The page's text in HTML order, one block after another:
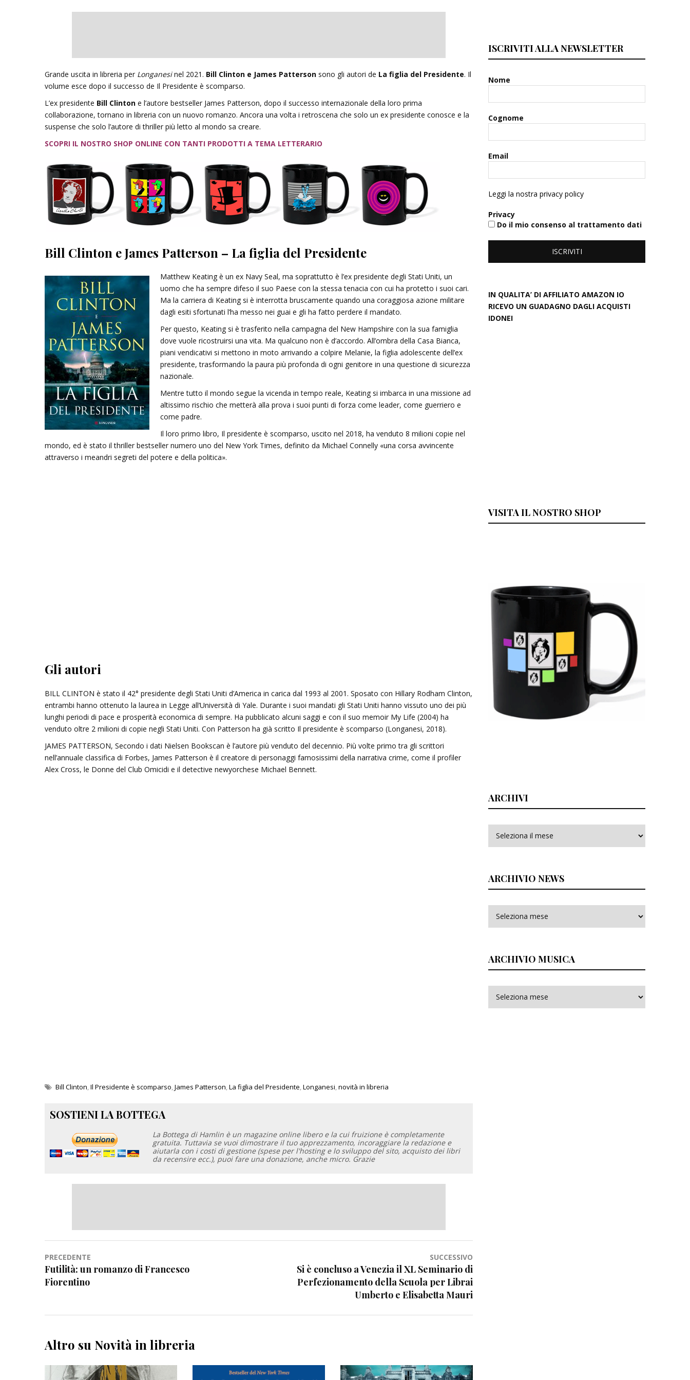
Grande uscita in libreria per Longanesinel 2021. Bill Clinton e James Patterson sono gli autori de La figlia del Presidente. Il
volume esce dopo il successo de Il Presidente è scomparso.
L’ex presidente Bill Clinton e l’autore bestseller James Patterson, dopo il successo internazionale della loro prima
collaborazione, tornano in libreria con un nuovo romanzo. Ancora una volta i retroscena che solo un ex presidente conosce e la
suspense che solo l’autore di thriller più letto al mondo sa creare.
SCOPRI IL NOSTRO SHOP ONLINE CON TANTI PRODOTTI A TEMA LETTERARIO
Bill Clinton e James Patterson – La figlia del Presidente
Matthew Keating è un ex Navy Seal, ma soprattutto è l’ex presidente degli Stati Uniti, un
uomo che ha sempre difeso il suo Paese con la stessa tenacia con cui ha protetto i suoi cari.
Ma la carriera di Keating si è interrotta bruscamente quando una coraggiosa azione militare
dagli esiti sfortunati l’ha messo nei guai e gli ha fatto perdere il mandato.
Per questo, Keating si è trasferito nella campagna del New Hampshire con la sua famiglia
dove vuole ricostruirsi una vita. Ma qualcuno non è d’accordo. All’ombra della Casa Bianca,
piani vendicativi si mettono in moto arrivando a colpire Melanie, la figlia adolescente dell’ex
presidente,trasformando la paura più profonda di ogni genitore in una questione di sicurezza
nazionale.
Mentre tutto il mondo segue la vicenda in tempo reale, Keating si imbarca in una missione ad
altissimo rischio che metterà alla prova i suoi punti di forza come leader, come guerriero e
come padre.
Il loro primo libro, Il presidente è scomparso, uscito nel 2018, ha venduto 8 milioni copie nel
mondo, ed è stato il thriller bestseller numero uno del New York Times, definito da Michael Connelly «una corsa avvincente
attraverso i meandri segreti del potere e della politica».
Gli autori
BILL CLINTON è stato il 42° presidente degli Stati Uniti d’America in carica dal 1993 al 2001 . Sposato con Hillary Rodham Clinton,
entrambi hanno ottenuto la laurea in Legge all’Università di Yale. Durante i suoi mandati gli Stati Uniti hanno vissuto uno dei più
lunghi periodi di pace e prosperità economica di sempre. Ha pubblicato alcuni saggi e con il suo memoir My Life (2004) ha
venduto oltre 2 milioni di copie negli Stati Uniti. Con Patterson ha già scritto Il presidente è scomparso (Longanesi, 2018).
JAMES PATTERSON, Secondo i dati Nielsen Bookscan è l’autore più venduto del decennio. Più volte primo tra gli scrittori
nell’annuale classifica di Forbes, James Patterson è il creatore di personaggi famosissimi della narrativa crime, come il profiler
Alex Cross, le Donne del Club Omicidi e il detective newyorchese Michael Bennett.
Bill Clinton,Il Presidente è scomparso,James Patterson,La figlia del Presidente,Longanesi,novità in libreria
SOSTIENI LA BOTTEGA
La Bottega di Hamlin è un magazine online libero e la cui fruizione è completamente
gratuita. Tuttavia se vuoi dimostrare il tuo apprezzamento, incoraggiare la redazione e
aiutarla con i costi di gestione (spese per l'hosting e lo sviluppo del sito, acquisto dei libri
da recensire ecc.), puoi fare una donazione, anche micro. Grazie
Navigazione
articoli
PRECEDENTE
Futilità: un romanzo di Francesco
Fiorentino
SUCCESSIVO
Si è concluso a Venezia il XL Seminario di
Perfezionamento della Scuola per Librai
Umberto e Elisabetta Mauri
Altro su Novità in libreria
ISCRIVITI ALLA NEWSLETTER
Nome
Cognome
Email
Leggi la nostra privacy policy
Privacy
Do il mio consenso al trattamento dati
IN QUALITA’ DI AFFILIATO AMAZON IO
RICEVO UN GUADAGNO DAGLI ACQUISTI
IDONEI
VISITA IL NOSTRO SHOP
ARCHIVI
ARCHIVIO NEWS
ARCHIVIO MUSICA